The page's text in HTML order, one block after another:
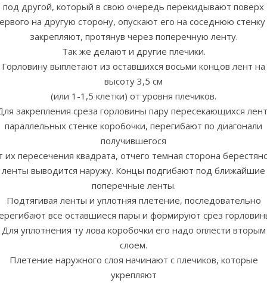
под другой, который в свою очередь перекидывают поверх
на другую сторону, опускают его на соседнюю стенку
закрепляют, протянув через поперечную ленту.
Так же делают и другие плечики.
Горловину выплетают из оставшихся восьми концов лент на
высоту 3,5 см
(или 1-1,5 клетки) от уровня плечиков.
закрепления среза горловины пару пересекающихся
параллельных стенке коробочки, перегибают по диагонали
получившегося
их пересечения квадрата, отчего темная сторона
ленты выводится наружу. Концы подгибают под ближайшие
поперечные ленты.
Подтягивая ленты и уплотняя плетение, последовательно
все оставшиеся пары и формируют срез
Для уплотнения ту лова коробочки его надо оплести вторым
слоем.
Плетение наружного слоя начинают с плечиков, которые
укрепляют